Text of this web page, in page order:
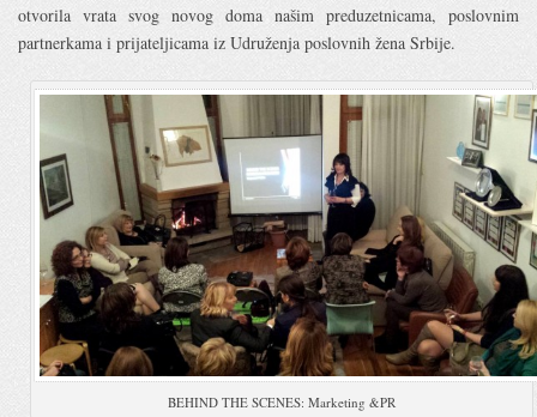
otvorila vrata svog novog doma našim preduzetnicama, poslovnim
partnerkama i prijateljicama iz Udruženja poslovnih žena Srbije.
BEHIND THE SCENES: Marketing &PR